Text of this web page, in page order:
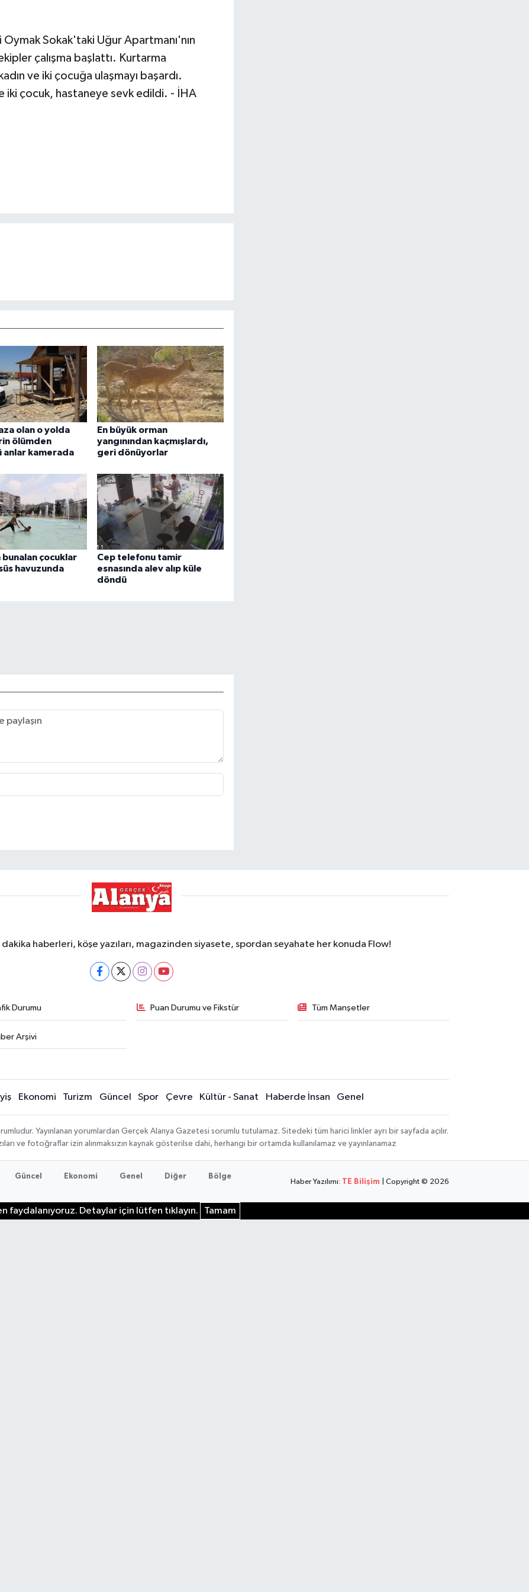
Sokak'taki Uğur Apartmanı'nın
çalışma başlattı. Kurtarma
ve iki çocuğa ulaşmayı başardı.
iki çocuk, hastaneye sevk edildi. - İHA
olan o yolda
ölümden
anlar kamerada
En büyük orman
yangınından kaçmışlardı,
geri dönüyorlar
bunalan çocuklar
havuzunda
Cep telefonu tamir
esnasında alev alıp küle
döndü
haberleri, köşe yazıları, magazinden siyasete, spordan seyahate her konuda Flow!
Durumu Puan Durumu ve Fikstür Tüm Manşetler
Arşivi
Ekonomi Turizm Güncel Spor Çevre Kültür - Sanat Haberde İnsan Genel
Yayınlanan yorumlardan Gerçek Alanya Gazetesi sorumlu tutulamaz. Sitedeki tüm harici linkler ayrı bir sayfada açılır.
ve fotoğraflar izin alınmaksızın kaynak gösterilse dahi, herhangi bir ortamda kullanılamaz ve yayınlanamaz
Güncel Ekonomi Genel Diğer Bölge
Haber Yazılımı: TE Bilişim | Copyright © 2026
faydalanıyoruz. Detaylar için lütfen tıklayın. Tamam